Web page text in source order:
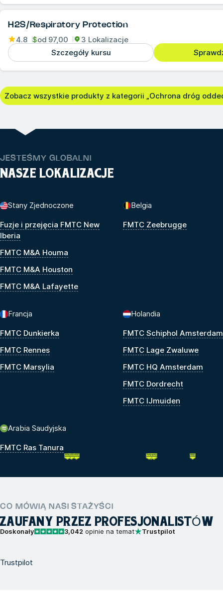
H2S/Respiratory Protection
4.8 $od 97,00
3 Lokalizacje
Szczegóły kursu
Zobacz wszystkie produkty z kategorii „Ochrona dróg
JESTEŚMY GLOBALNI
NASZE LOKALIZACJE
Stany Zjednoczone
Fuzje i przejęcia FMTC New
Iberia
FMTC M&A Houma
FMTC M&A Houston
FMTC M&A Lafayette
Belgia
FMTC Zeebrugge
Francja
FMTC Dunkierka
FMTC Rennes
FMTC Marsylia
Holandia
FMTC Schiphol Amsterdam
FMTC Lage Zwaluwe
FMTC HQ Amsterdam
FMTC Dordrecht
FMTC IJmuiden
Arabia Saudyjska
FMTC Ras Tanura
CO MÓWIĄ NASI STAŻYŚCI
ZAUFANY PRZEZ PROFESJONALISTÓW
Doskonały 3,042 opinie na temat Trustpilot
Trustpilot